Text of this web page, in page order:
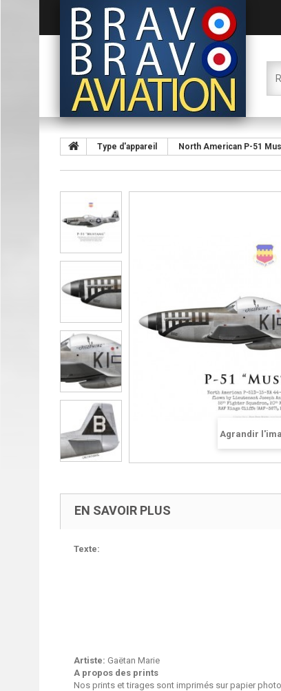
Type d'appareil North American P-51
Agrandir
EN SAVOIR PLUS
Texte:
Artiste: Gaëtan Marie
A propos des prints
Nos prints et tirages sont imprimés sur papier